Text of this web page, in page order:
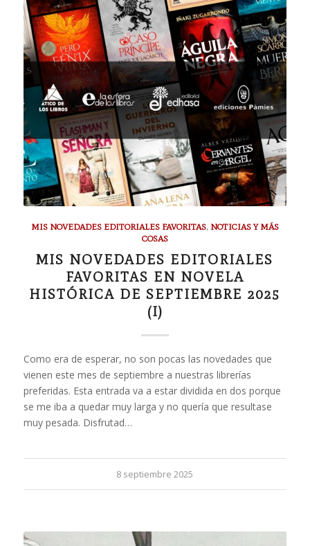
MIS NOVEDADES EDITORIALES FAVORITAS, NOTICIAS Y MÁS
COSAS
MIS NOVEDADES EDITORIALES
FAVORITAS EN NOVELA
HISTÓRICA DE SEPTIEMBRE 2025
(I)
Como era de esperar, no son pocas las novedades que
vienen este mes de septiembre a nuestras librerías
preferidas. Esta entrada va a estar dividida en dos porque
se me iba a quedar muy larga y no quería que resultase
muy pesada. Disfrutad…
8 septiembre 2025